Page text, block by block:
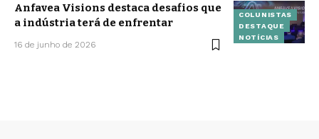
COLUNISTAS
DESTAQUE
NOTÍCIAS
Anfavea Visions destaca desafios que
a indústria terá de enfrentar
16 de junho de 2026